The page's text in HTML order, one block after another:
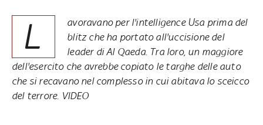
L
avoravano per l'intelligence Usa prima del
blitz che ha portato all'uccisione del
leader di Al Qaeda. Tra loro, un maggiore
dell'esercito che avrebbe copiato le targhe delle auto
che si recavano nel complesso in cui abitava lo sceicco
del terrore. VIDEO